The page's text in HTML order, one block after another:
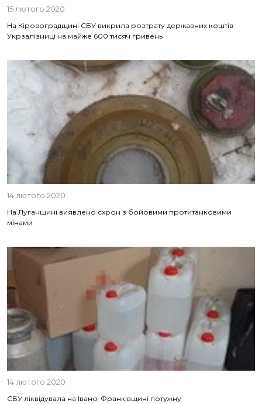
15 лютого 2020
На Кіровоградщині СБУ викрила розтрату державних коштів
Укрзалізниці на майже 600 тисяч гривень
14 лютого 2020
На Луганщині виявлено схрон з бойовими протитанковими
мінами
14 лютого 2020
СБУ ліквідувала на Івано-Франківщині потужну